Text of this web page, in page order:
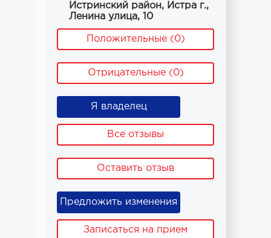
Истринский район, Истра г.,
Ленина улица, 10
Положительные (0)
Отрицательные (0)
Я владелец
Все отзывы
Оставить отзыв
Предложить изменения
Записаться на прием